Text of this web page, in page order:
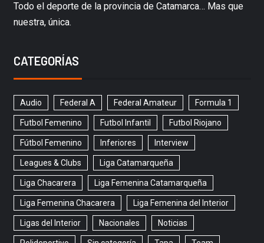
Todo el deporte de la provincia de Catamarca… Mas que
nuestra, única.
CATEGORÍAS
Audio Federal A Federal Amateur Formula 1
Futbol Femenino Futbol Infantil Futbol Riojano
Fútbol Femenino Inferiores Interview
Leagues & Clubs Liga Catamarqueña
Liga Chacarera Liga Femenina Catamarqueña
Liga Femenina Chacarera Liga Femenina del Interior
Ligas del Interior Nacionales Noticias